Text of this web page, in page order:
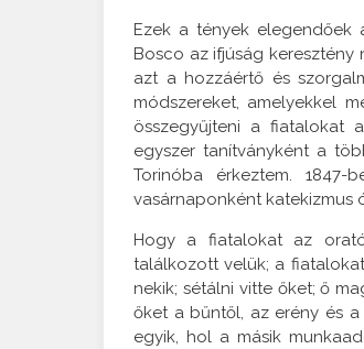
Ezek a tények elegendőek
Bosco az ifjúság keresztény
azt a hozzáértő és
módszereket, amelyekkel
összegyűjteni a fiatalokat
egyszer tanítványként a
Torinóba érkeztem.
vasárnaponként katekizmus
Hogy a fiatalokat az
találkozott velük; a
nekik; sétálni vitte őket; ő
őket a bűntől, az erény és
egyik, hol a másik